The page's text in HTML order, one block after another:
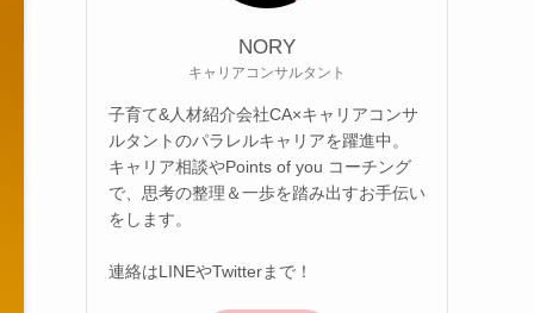
NORY
キャリアコンサルタント
子育て&人材紹介会社CA×キャリアコンサ
ルタントのパラレルキャリアを躍進中。
キャリア相談やPoints of you コーチング
で、思考の整理＆一歩を踏み出すお手伝い
をします。
連絡はLINEやTwitterまで！